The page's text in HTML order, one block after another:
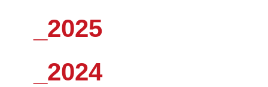
_2025
_2024